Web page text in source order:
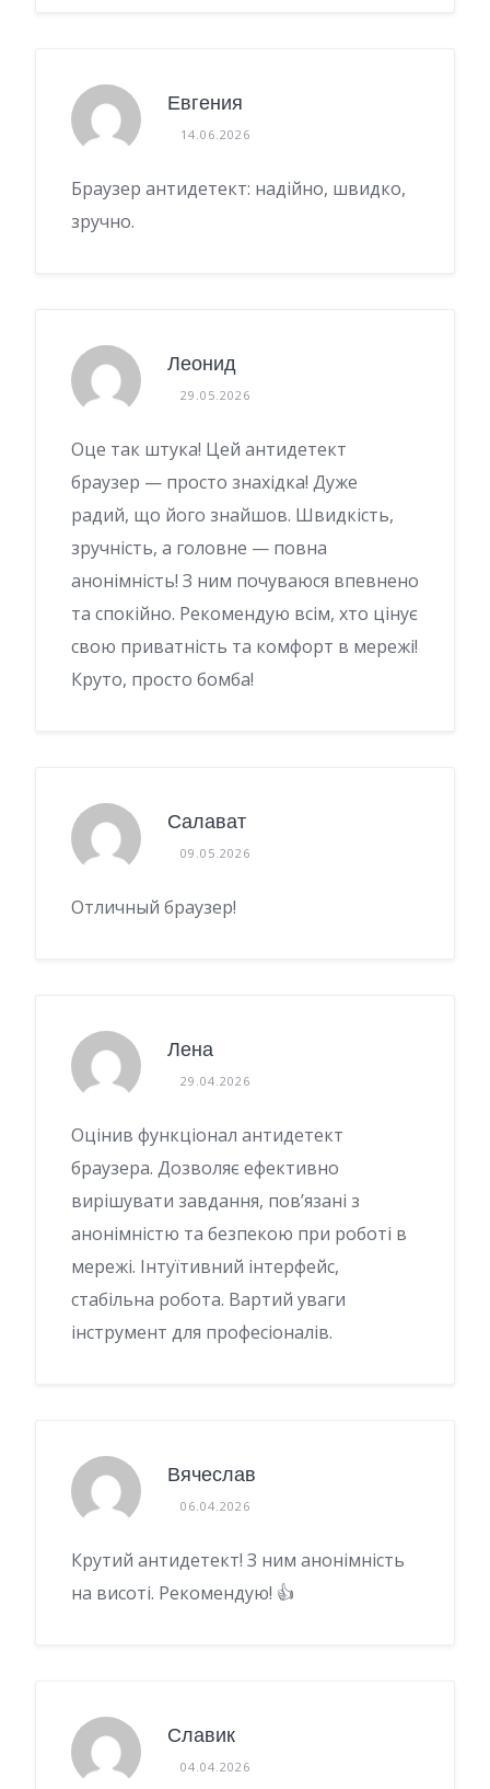
Евгения
14.06.2026
Браузер антидетект: надійно, швидко,
зручно.
Леонид
29.05.2026
Оце так штука! Цей антидетект
браузер — просто знахідка! Дуже
радий, що його знайшов. Швидкість,
зручність, а головне — повна
анонімність! З ним почуваюся впевнено
та спокійно. Рекомендую всім, хто цінує
свою приватність та комфорт в мережі!
Круто, просто бомба!
Салават
09.05.2026
Отличный браузер!
Лена
29.04.2026
Оцінив функціонал антидетект
браузера. Дозволяє ефективно
вирішувати завдання, пов’язані з
анонімністю та безпекою при роботі в
мережі. Інтуїтивний інтерфейс,
стабільна робота. Вартий уваги
інструмент для професіоналів.
Вячеслав
06.04.2026
Крутий антидетект! З ним анонімність
на висоті. Рекомендую! 👍
Славик
04.04.2026